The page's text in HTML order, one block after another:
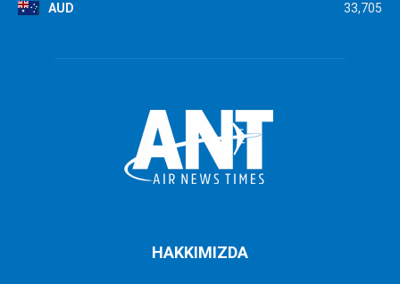
AUD 33,705
HAKKIMIZDA